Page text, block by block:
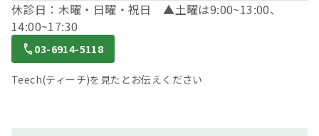
休診日：木曜・日曜・祝日 ▲土曜は9:00~13:00、
14:00~17:30
03-6914-5118
Teech(ティーチ)を見たとお伝えください